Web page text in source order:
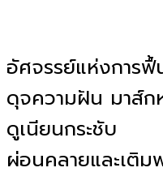
อัศจรรย์แห่งการ
ดุจความฝัน มาส์ก
ดูเนียนกระชับ
ผ่อนคลายและเติม